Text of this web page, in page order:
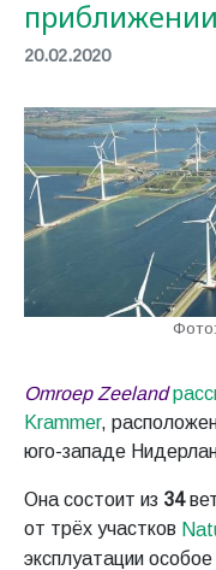
20.02.2020
Omroep Zeeland
Krammer,
юго-западе
Она состоит из 34
от трёх участков
эксплуатации